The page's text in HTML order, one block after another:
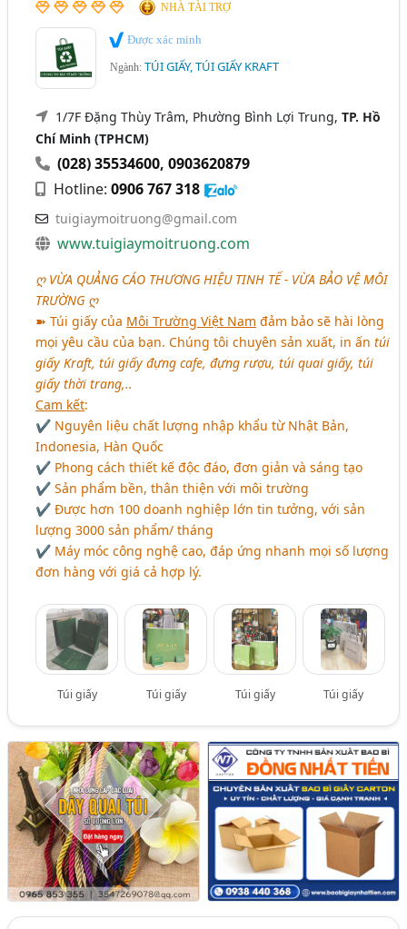
NHÀ TÀI TRỢ
Được xác minh
Ngành:TÚI GIẤY, TÚI GIẤY KRAFT
1/7F Đặng Thùy Trâm, Phường Bình Lợi Trung,TP. Hồ
Chí Minh (TPHCM)
(028) 35534600,0903620879
Hotline:0906 767 318
tuigiaymoitruong@gmail.com
www.tuigiaymoitruong.com
ღ VỪA QUẢNG CÁO THƯƠNG HIỆU TINH TẾ - VỪA BẢO VỆ MÔI
TRƯỜNGღ
➽ Túi giấy của Môi Trường Việt Nam đảm bảo sẽ hài lòng
mọi yêu cầu của bạn. Chúng tôi chuyên sản xuất, in ấntúi
giấy Kraft, túi giấy đựng cafe, đựng rượu, túi quai giấy, túi
giấy thời trang,..
Cam kết:
✔ Nguyên liệu chất lượng nhập khẩu từ Nhật Bản,
Indonesia, Hàn Quốc
✔ Phong cách thiết kế độc đáo, đơn giản và sáng tạo
✔ Sản phẩm bền, thân thiện với môi trường
✔ Được hơn 100 doanh nghiệp lớn tin tưởng, với sản
lượng 3000 sản phẩm/ tháng
✔ Máy móc công nghệ cao, đáp ứng nhanh mọi số lượng
đơn hàng với giá cả hợp lý.
Túi giấy Túi giấy Túi giấy Túi giấy